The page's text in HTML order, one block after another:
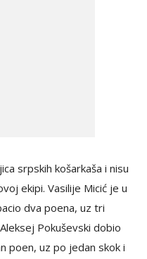
srpskih košarkaša i nisu
ekipi. Vasilije Micić je u
dva poena, uz tri
Pokuševski dobio
poen, uz po jedan skok i